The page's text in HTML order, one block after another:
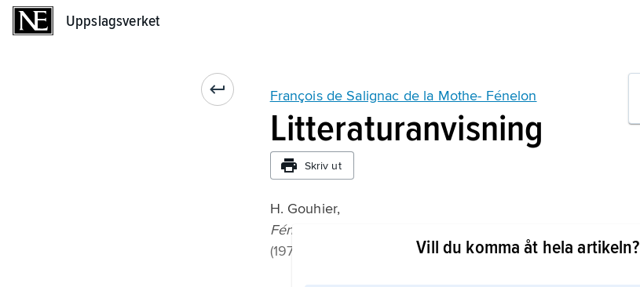
Uppslagsverket
François de Salignac de la Mothe- Fénelon
Litteraturanvisning
Skriv ut
H. Gouhier,
Fénelon philosophe
(1977);
Vill du komma åt hela artikeln?